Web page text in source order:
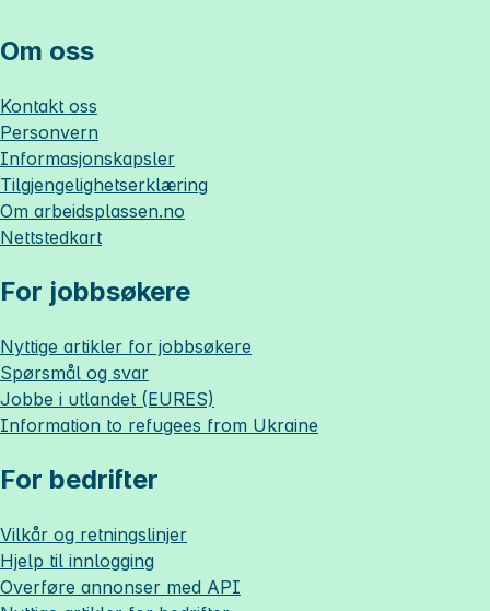
Om oss
Kontakt oss
Personvern
Informasjonskapsler
Tilgjengelighetserklæring
Om arbeidsplassen.no
Nettstedkart
For jobbsøkere
Nyttige artikler for jobbsøkere
Spørsmål og svar
Jobbe i utlandet (EURES)
Information to refugees from Ukraine
For bedrifter
Vilkår og retningslinjer
Hjelp til innlogging
Overføre annonser med API